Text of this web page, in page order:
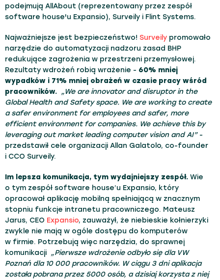
podejmują AllAbout (reprezentowany przez zespół
software house'u Expansio), Surveily i Flint Systems.
Najważniejsze jest bezpieczeństwo! Surveily promowało
narzędzie do automatyzacji nadzoru zasad BHP
redukujące zagrożenia w przestrzeni przemysłowej.
Rezultaty wdrożeń robią wrażenie - 60% mniej
wypadków i 71% mniej obrażeń w czasie pracy wśród
pracowników. „We are innovator and disruptor in the
Global Health and Safety space. We are working to create
a safer environment for employees and safer, more
efficient environment for companies. We achieve this by
leveraging out market leading computer vision and AI”-
przedstawił cele organizacji Allan Galatolo, co-founder
i CCO Surveily.
Im lepsza komunikacja, tym wydajniejszy zespół. Wie
o tym zespół software house’u Expansio, który
opracował aplikację mobilną spełniającą w znacznym
stopniu funkcje intranetu pracowniczego. Mateusz
Jarus, CEO Expansio, zauważył, że niebieskie kołnierzyki
zwykle nie mają w ogóle dostępu do komputerów
w firmie. Potrzebują więc narzędzia, do sprawnej
komunikacji „Pierwsze wdrożenie odbyło się dla VW
Poznań dla 10 000 pracowników. W ciągu 3 dni aplikacja
została pobrana przez 5000 osób, a dzisiaj korzysta z niej